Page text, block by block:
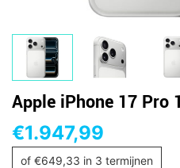
Apple iPhone 17 Pro
€1.947,99
of €649,33 in 3 termijnen